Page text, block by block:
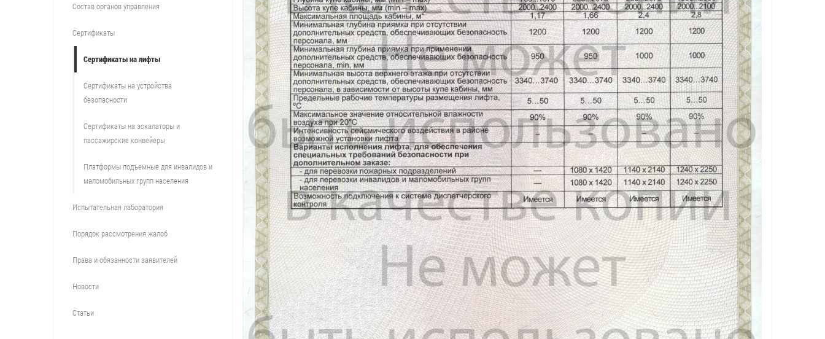
Состав органов управления
Сертификаты
Сертификаты на лифты
Сертификаты на устройства
безопасности
Сертификаты на эскалаторы и
пассажирские конвейеры
Платформы подъемные для инвалидов и
маломобильных групп населения
Испытательная лаборатория
Порядок рассмотрения жалоб
Права и обязанности заявителей
Новости
Статьи